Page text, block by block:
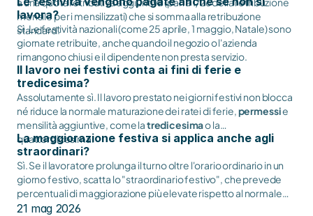
mensile per i mensilizzati) che si somma alla retribuzione
standard.
lavora?
Sì. Le festività nazionali (come 25 aprile, 1 maggio, Natale) sono
giornate retribuite, anche quando il negozio o l'azienda
rimangono chiusi e il dipendente non presta servizio.
Il lavoro nei festivi conta ai fini di ferie e
tredicesima?
Assolutamente sì. Il lavoro prestato nei giorni festivi non blocca
né riduce la normale maturazione dei ratei di ferie,permessie
mensilità aggiuntive, come latredicesimao la
quattordicesima.
La maggiorazione festiva si applica anche agli
straordinari?
Sì. Se il lavoratore prolunga il turno oltre l'orario ordinario in un
giorno festivo, scatta lo "straordinario festivo", che prevede
percentuali di maggiorazione più elevate rispetto al normale
lavoro supplementare.
21 mag 2026